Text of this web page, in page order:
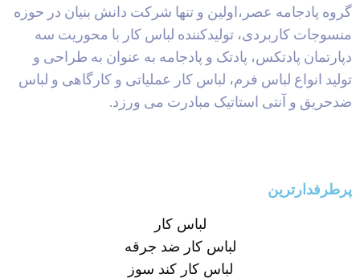
گروه پادجامه عصر،اولین و تنها شرکت دانش بنیان در حوزه
منسوجات کاربردی، تولیدکننده لباس کار با محوریت سه
دپارتمان پادتکس، پادتک و پادجامه به عنوان به طراحی و
تولید انواع لباس فرم، لباس کار عملیاتی و کارگاهی و لباس
ضدحریق و آنتی استاتیک مبادرت می ورزد.
پرطرفدارترین
لباس کار
لباس کار ضد جرقه
لباس کار کند سوز